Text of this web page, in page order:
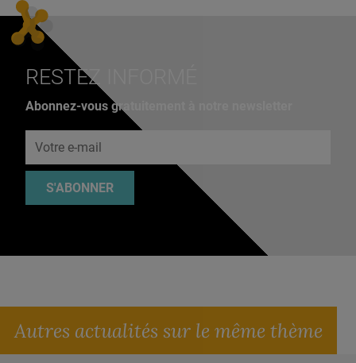
RESTEZ INFORMÉ
Abonnez-vous gratuitement à notre newsletter
S'ABONNER
Autres actualités sur le même thème